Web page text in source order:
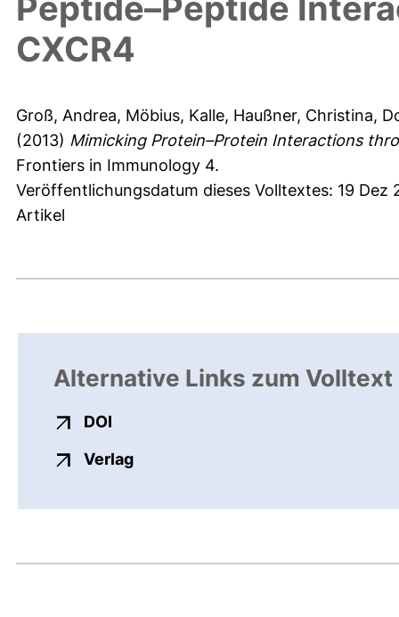
CXCR4
Groß, Andrea, Möbius, Kalle, Haußner, Christina,
(2013) Mimicking Protein–Protein Interactions
Frontiers in Immunology 4.
Veröffentlichungsdatum dieses Volltextes: 19 Dez
Artikel
Alternative Links zum Volltext
DOI
Verlagexterner Link, öffnet neues